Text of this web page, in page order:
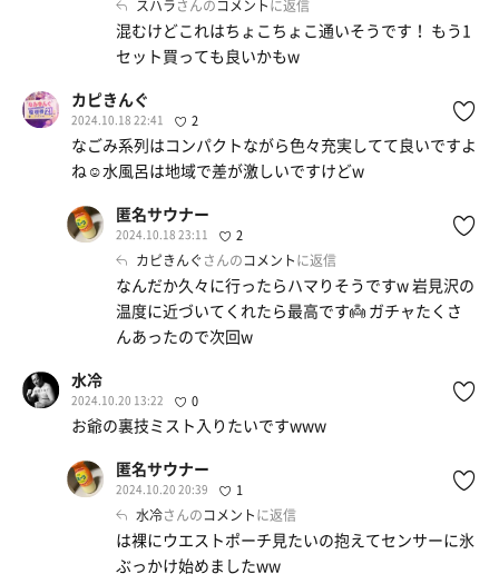
スハラさんのコメントに返信
混むけどこれはちょこちょこ通いそうです！ もう1
セット買っても良いかもw
カピきんぐ
2024.10.18 22:41 2
なごみ系列はコンパクトながら色々充実してて良いですよ
ね☺️水風呂は地域で差が激しいですけどw
匿名サウナー
2024.10.18 23:11 2
カピきんぐ さんのコメントに返信
なんだか久々に行ったらハマりそうですw 岩見沢の
温度に近づいてくれたら最高です👼 ガチャたくさ
んあったので次回w
水冷
2024.10.20 13:22 0
お爺の裏技ミスト入りたいですwww
匿名サウナー
2024.10.20 20:39 1
水冷さんのコメントに返信
は裸にウエストポーチ見たいの抱えてセンサーに氷
ぶっかけ始めましたww